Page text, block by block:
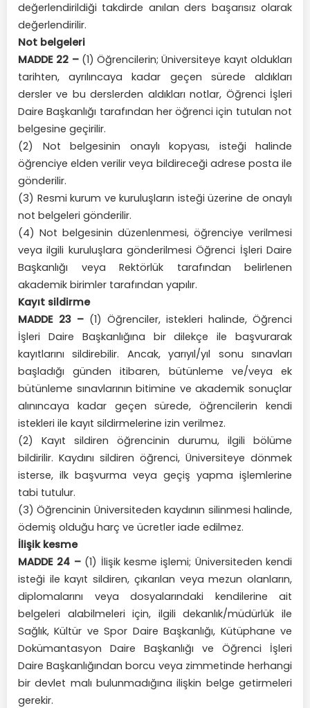
değerlendirildiği takdirde anılan ders başarısız olarak
değerlendirilir.
Not belgeleri
MADDE 22 – (1) Öğrencilerin; Üniversiteye kayıt oldukları
tarihten, ayrılıncaya kadar geçen sürede aldıkları
dersler ve bu derslerden aldıkları notlar, Öğrenci İşleri
Daire Başkanlığı tarafından her öğrenci için tutulan not
belgesine geçirilir.
(2) Not belgesinin onaylı kopyası, isteği halinde
öğrenciye elden verilir veya bildireceği adrese posta ile
gönderilir.
(3) Resmi kurum ve kuruluşların isteği üzerine de onaylı
not belgeleri gönderilir.
(4) Not belgesinin düzenlenmesi, öğrenciye verilmesi
veya ilgili kuruluşlara gönderilmesi Öğrenci İşleri Daire
Başkanlığı veya Rektörlük tarafından belirlenen
akademik birimler tarafından yapılır.
Kayıt sildirme
MADDE 23 – (1) Öğrenciler, istekleri halinde, Öğrenci
İşleri Daire Başkanlığına bir dilekçe ile başvurarak
kayıtlarını sildirebilir. Ancak, yarıyıl/yıl sonu sınavları
başladığı günden itibaren, bütünleme ve/veya ek
bütünleme sınavlarının bitimine ve akademik sonuçlar
alınıncaya kadar geçen sürede, öğrencilerin kendi
istekleri ile kayıt sildirmelerine izin verilmez.
(2) Kayıt sildiren öğrencinin durumu, ilgili bölüme
bildirilir. Kaydını sildiren öğrenci, Üniversiteye dönmek
isterse, ilk başvurma veya geçiş yapma işlemlerine
tabi tutulur.
(3) Öğrencinin Üniversiteden kaydının silinmesi halinde,
ödemiş olduğu harç ve ücretler iade edilmez.
İlişik kesme
MADDE 24 – (1) İlişik kesme işlemi; Üniversiteden kendi
isteği ile kayıt sildiren, çıkarılan veya mezun olanların,
diplomalarını veya dosyalarındaki kendilerine ait
belgeleri alabilmeleri için, ilgili dekanlık/müdürlük ile
Sağlık, Kültür ve Spor Daire Başkanlığı, Kütüphane ve
Dokümantasyon Daire Başkanlığı ve Öğrenci İşleri
Daire Başkanlığından borcu veya zimmetinde herhangi
bir devlet malı bulunmadığına ilişkin belge getirmeleri
gerekir.